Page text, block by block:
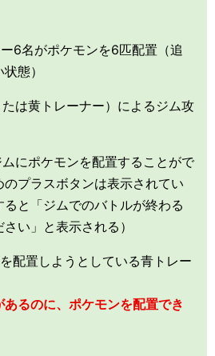
6名がポケモンを6匹配置（追
態）
は黄トレーナー）によるジム攻
にポケモンを配置することがで
プラスボタンは表示されてい
と「ジムでのバトルが終わる
い」と表示される）
配置しようとしている青トレー
あるのに、ポケモンを配置でき